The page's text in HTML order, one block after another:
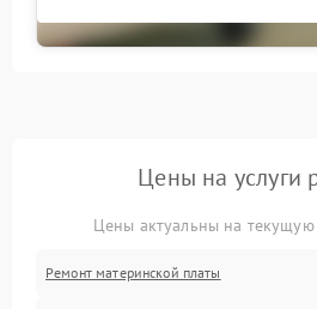
Цены на услуги
Цены актуальны на
Ремонт материнской платы